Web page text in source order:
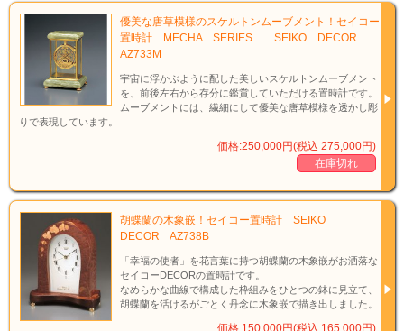
優美な唐草模様のスケルトンムーブメント！セイコー
置時計 MECHA SERIES SEIKO DECOR
AZ733M
宇宙に浮かぶように配した美しいスケルトンムーブメント
を、前後左右から存分に鑑賞していただける置時計です。
ムーブメントには、繊細にして優美な唐草模様を透かし彫
りで表現しています。
価格:250,000円(税込 275,000円)
在庫切れ
胡蝶蘭の木象嵌！セイコー置時計 SEIKO
DECOR AZ738B
「幸福の使者」を花言葉に持つ胡蝶蘭の木象嵌がお洒落な
セイコーDECORの置時計です。
なめらかな曲線で構成した枠組みをひとつの鉢に見立て、
胡蝶蘭を活けるがごとく丹念に木象嵌で描き出しました。